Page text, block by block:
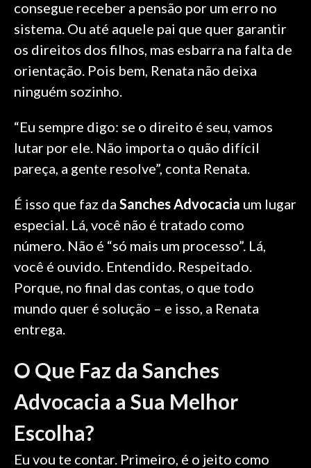
consegue receber a pensão por um erro no
sistema. Ou até aquele pai que quer garantir
os direitos dos filhos, mas esbarra na falta de
orientação. Pois bem, Renata não deixa
ninguém sozinho.
“Eu sempre digo: se o direito é seu, vamos
lutar por ele. Não importa o quão difícil
pareça, a gente resolve”, conta Renata.
É isso que faz da Sanches Advocacia um lugar
especial. Lá, você não é tratado como
número. Não é “só mais um processo”. Lá,
você é ouvido. Entendido. Respeitado.
Porque, no final das contas, o que todo
mundo quer é solução – e isso, a Renata
entrega.
O Que Faz da Sanches
Advocacia a Sua Melhor
Escolha?
Eu vou te contar. Primeiro, é o jeito como